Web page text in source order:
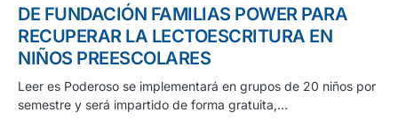
DE FUNDACIÓN FAMILIAS POWER PARA
RECUPERAR LA LECTOESCRITURA EN
NIÑOS PREESCOLARES
Leer es Poderoso se implementará en grupos de 20 niños por
semestre y será impartido de forma gratuita,…